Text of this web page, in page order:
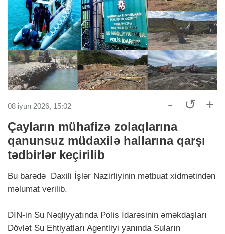
08 iyun 2026, 15:02 - ↺ +
Çayların mühafizə zolaqlarına
qanunsuz müdaxilə hallarına qarşı
tədbirlər keçirilib
Bu barədə Daxili İşlər Nazirliyinin mətbuat xidmətindən
məlumat verilib.
DİN-in Su Nəqliyyatında Polis İdarəsinin əməkdaşları
Dövlət Su Ehtiyatları Agentliyi yanında Suların